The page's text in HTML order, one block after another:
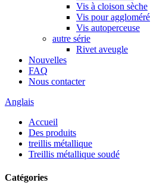
Vis à cloison sèche
Vis pour aggloméré
Vis autoperceuse
autre série
Rivet aveugle
Nouvelles
FAQ
Nous contacter
Anglais
Accueil
Des produits
treillis métallique
Treillis métallique soudé
Catégories